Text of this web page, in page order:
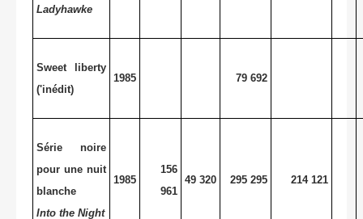
Ladyhawke
Sweet liberty
('inédit)
1985 79 692
Série noire
pour une nuit
blanche
Into the Night
1985
156
961
49 320 295 295 214 121